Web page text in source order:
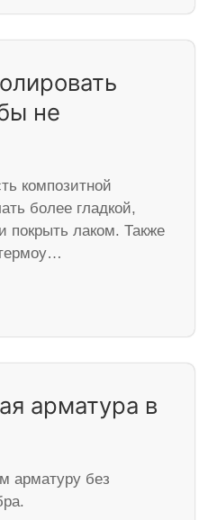
не
композитной
более гладкой,
покрыть лаком. Также
арматура в
арматуру без